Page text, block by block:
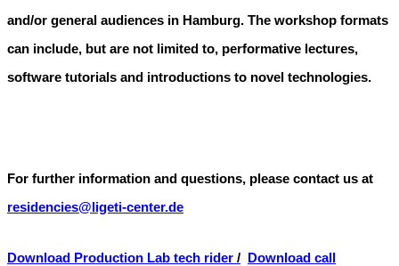
and/or general audiences in Hamburg. The workshop formats
can include, but are not limited to, performative lectures,
software tutorials and introductions to novel technologies.
For further information and questions, please contact us at
residencies@ligeti-center.de
Download Production Lab tech rider / Download call